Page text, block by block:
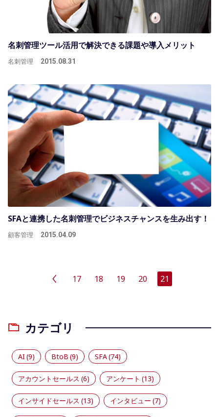
名刺管理ツール活用で解決できる課題や導入メリット
名刺管理 2015.08.31
SFAと連携した名刺管理でビジネスチャンスを生み出す！
顧客管理 2015.04.09
17 18 19 20 21
カテゴリ
AI(9) BtoB (9) SFA(74)
アカウントセールス (6) アンケート (13)
インサイドセールス (13) インタビュー (7)